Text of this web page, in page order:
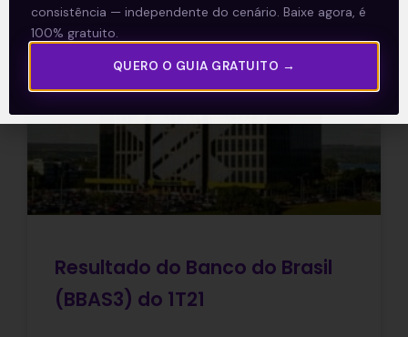
E EU COM ISSO
Resultado do Banco do Brasil
(BBAS3) do 1T21
consistência — independente do cenário. Baixe agora, é
100% gratuito.
QUERO O GUIA GRATUITO →